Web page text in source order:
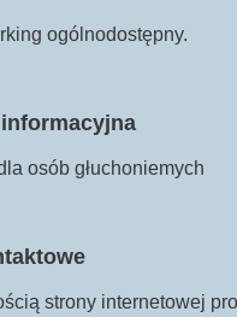
ogólnodostępny.
osób głuchoniemych
strony internetowej